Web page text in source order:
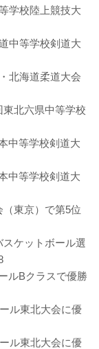
学校陸上競技大
中等学校剣道大
北海道柔道大会
北六県中等学校
中等学校剣道大
中等学校剣道大
東京）で第5位
ケットボール選
ルBクラスで優勝
ル東北大会に優
ル東北大会に優